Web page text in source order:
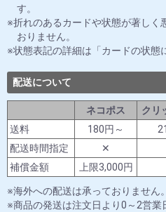
す。
折れのあるカードや状態が著しく
おりません。
状態表記の詳細は「カードの状態
配送について
ネコポス クリ
送料
180円～
配送時間指定
✕
補償金額
上限3,000円
海外への配送は承っておりません。
商品の発送は注文日より0～2営